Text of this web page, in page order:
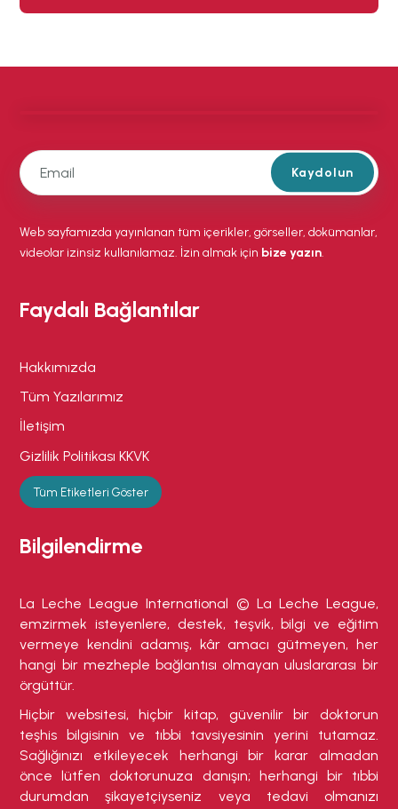
Kaydolun
Web sayfamızda yayınlanan tüm içerikler, görseller, dokümanlar,
videolar izinsiz kullanılamaz. İzin almak için bize yazın.
Faydalı Bağlantılar
Hakkımızda
Tüm Yazılarımız
İletişim
Gizlilik Politikası KKVK
Tüm Etiketleri Göster
Bilgilendirme
La Leche League International © La Leche League,
emzirmek isteyenlere, destek, teşvik, bilgi ve eğitim
vermeye kendini adamış, kâr amacı gütmeyen, her
hangi bir mezheple bağlantısı olmayan uluslararası bir
örgüttür.
Hiçbir websitesi, hiçbir kitap, güvenilir bir doktorun
teşhis bilgisinin ve tıbbi tavsiyesinin yerini tutamaz.
Sağlığınızı etkileyecek herhangi bir karar almadan
önce lütfen doktorunuza danışın; herhangi bir tıbbi
durumdan şikayetçiyseniz veya tedavi olmanızı